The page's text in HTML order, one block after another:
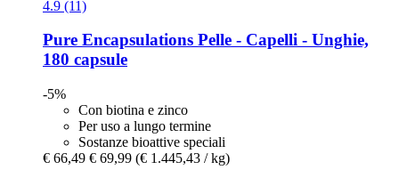
4.9 (11)
Pure Encapsulations Pelle -​ Capelli -​ Unghie,
180 capsule
-5%
Con biotina e zinco
Per uso a lungo termine
Sostanze bioattive speciali
€ 66,49 € 69,99 (€ 1.445,43 / kg)